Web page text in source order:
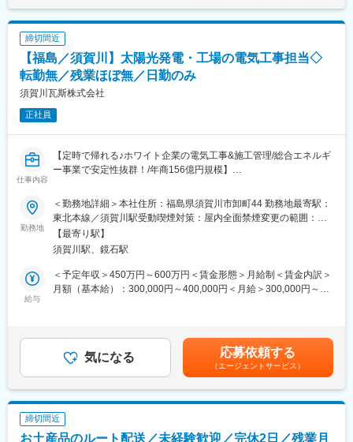
上を動かすこともあります。
■確かな営業基盤◎
現在全国約4,000社の運送会社と契約を結び業界売上高・中四国
No.1を誇ります。100年近い当社ノウハウ・実績を強みに自信を
きる仕事です。
説明を行います。
・営業推進室研修：営業の販売促進部門より、全3回の研修を行い
ます。
（入社時・入社より１か月・入社より３か月）
・メーカー研修：メーカー主催の研修に参加いただく事がござい
締切間近
【福島／須賀川】太陽光発電・工場の電気工事担当◇
転勤無／残業ほぼ無／日勤のみ
須賀川瓦斯株式会社
正社員
仕事内容
【定時で帰れる♪ホワイト企業の電気工事&施工管理/総合エネルギ
ー事業で安定性抜群！/年商156億円規模】
を扱う当社にて各部門のシステム関連を対応する電気工事・管理
業務をお任せします。
■業務詳細：【変更の範囲：会社の定める業務】
太陽光発電所の設置工事
・設計
・各種申請書作成・協議
・定期点検
・交換部品などの手配
・取引先の工場や事務所での電気工事
※現場は福島県内のみです
勤務地
＜勤務地詳細＞本社住所：福島県須賀川市卸町44 勤務地最寄駅：
東北本線／須賀川駅受動喫煙対策：屋内全面禁煙変更の範囲：会
社の定める事業所
【最寄り駅】
須賀川駅、鏡石駅
給与
＜予定年収＞450万円～600万円＜賃金形態＞月給制＜賃金内訳＞
月額（基本給）：300,000円～400,000円＜月給＞300,000円～
10,000円～※待遇条件の詳細については、面接などでご相談くだ
さい。昇給：年1回賞与：年3回 （前年度実績：平均3ヶ月分） 賃
金はあくまでも目安の金額であり、選考を通じて上下する可能性
があります。月給(月額)は固定手当を含めた表記です。
気になる 応募依頼する
（エージェントサービス）
締切間近
お土産品のルート配送／未経験歓迎／完休2日／残業月